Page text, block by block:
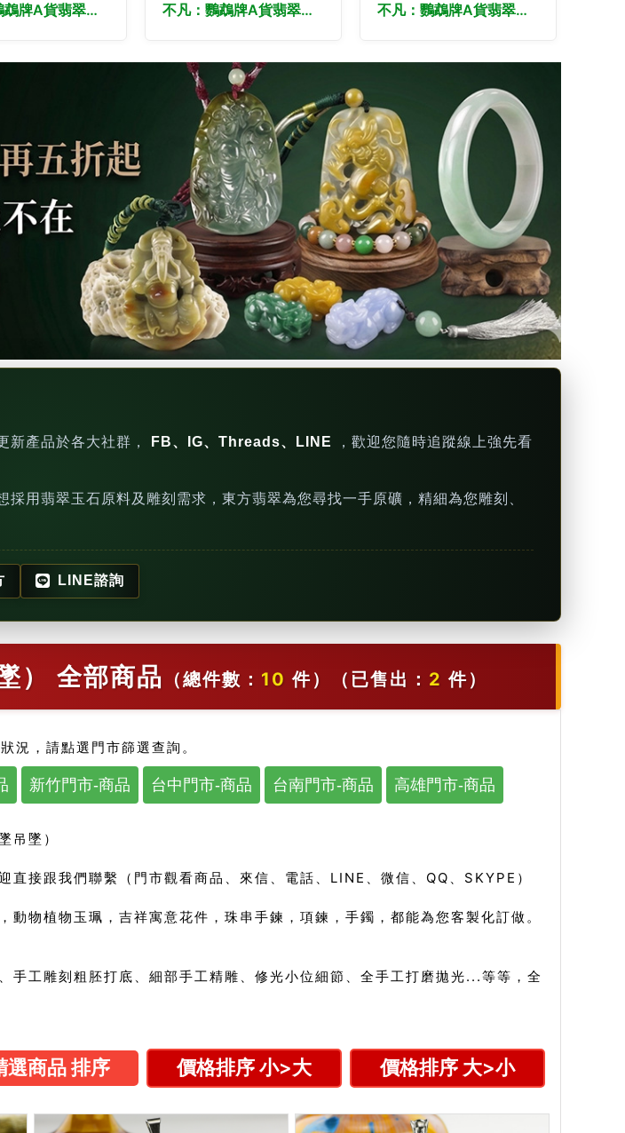
牌A貨翡翠鸚
不凡：鸚鵡牌A貨翡翠鸚
BI015。客製化訂做各種
翡翠鸚鵡吊墜玉珮項鍊。
★附A貨翡翠雙證書
勃發：鸚鵡牌A貨翡翠鸚
翡翠鸚鵡吊墜玉珮項鍊。
★附A貨翡翠雙證書
新產品於各大社群， FB、IG、Threads、LINE
，歡迎您隨時追蹤線上強先看
用翡翠玉石原料及雕刻需求，東方翡翠為您尋找一手原礦，精細為您雕刻、
LINE諮詢
） 全部商品 （總件數： 10 件） （已售出： 2 件）
況，請點選門市篩選查詢。
新竹門市-商品 台中門市-商品 台南門市-商品 高雄門市-商品
吊墜）
接跟我們聯繫（門市觀看商品、來信、電話、LINE、微信、QQ、SKYPE）
物植物玉珮，吉祥寓意花件，珠串手鍊，項鍊，手鐲，都能為您客製化訂做。
工雕刻粗胚打底、細部手工精雕、修光小位細節、全手工打磨拋光...等等，全
選商品 排序 價格排序 小>大 價格排序 大>小